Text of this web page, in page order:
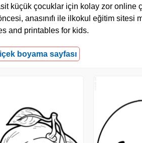
küçük çocuklar için kolay zor online
anasınıfı ile ilkokul eğitim sitesi
and printables for kids.
boyama sayfası